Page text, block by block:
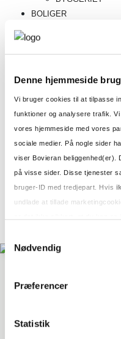
Denne hjemmeside
Vi bruger cookies til at tilpasse
funktioner og analysere trafik.
vores hjemmeside med vores
sociale medier. På nogle sider
viser Bovieran beliggenhed(er).
på visse sider. Disse tjenester
bruger-ID med tredjepart. Hvis
undlade at tillade
Nødvendig
Præferencer
Statistik
BOLIGER
INDFLYTTEDE
NYHEDER
OM OS
HISTORIE
KONTAKT
efter:
9. februar 2020
Salgsstart i